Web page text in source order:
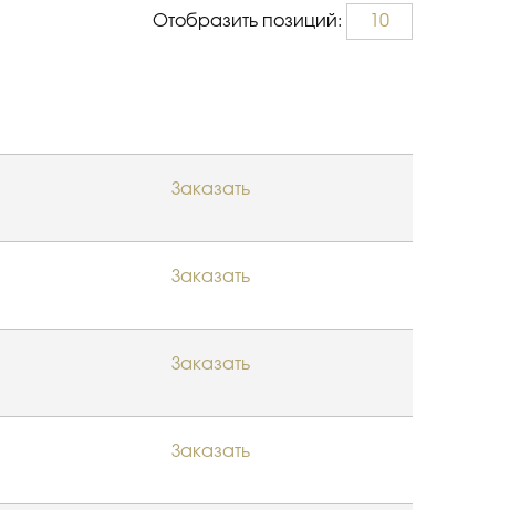
Отобразить позиций: 10
Заказать
Заказать
Заказать
Заказать